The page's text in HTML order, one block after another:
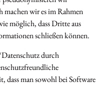
machen wir es im Rahmen
möglich, dass Dritte aus
schließen können.
durch
dass man sowohl bei Software